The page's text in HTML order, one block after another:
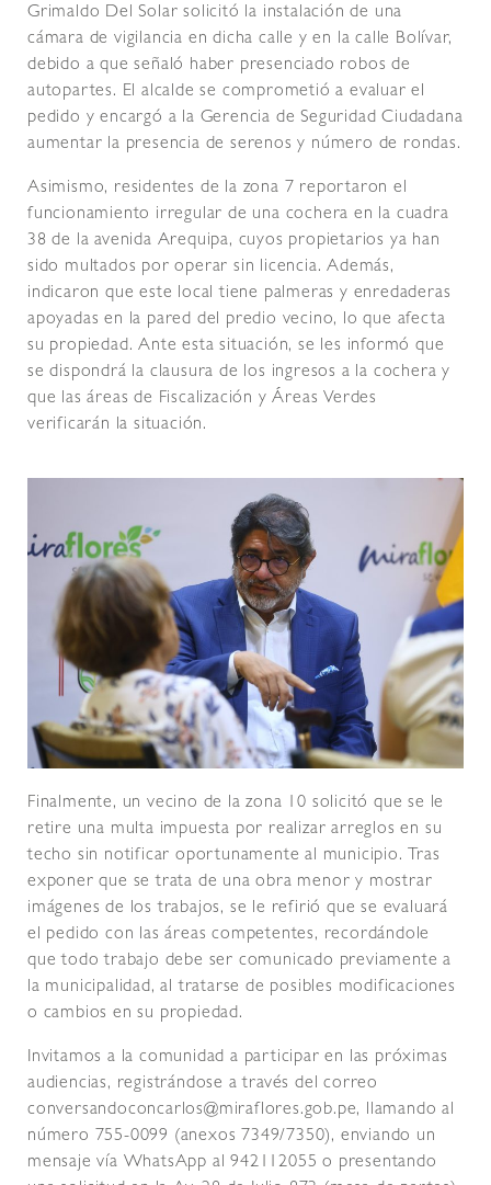
Grimaldo Del Solar solicitó la instalación de una
cámara de vigilancia en dicha calle y en la calle Bolívar,
debido a que señaló haber presenciado robos de
autopartes. El alcalde se comprometió a evaluar el
pedido y encargó a la Gerencia de Seguridad Ciudadana
aumentar la presencia de serenos y número de rondas.
Asimismo, residentes de la zona 7 reportaron el
funcionamiento irregular de una cochera en la cuadra
38 de la avenida Arequipa, cuyos propietarios ya han
sido multados por operar sin licencia. Además,
indicaron que este local tiene palmeras y enredaderas
apoyadas en la pared del predio vecino, lo que afecta
su propiedad. Ante esta situación, se les informó que
se dispondrá la clausura de los ingresos a la cochera y
que las áreas de Fiscalización y Áreas Verdes
verificarán la situación.
Finalmente, un vecino de la zona 10 solicitó que se le
retire una multa impuesta por realizar arreglos en su
techo sin notificar oportunamente al municipio. Tras
exponer que se trata de una obra menor y mostrar
imágenes de los trabajos, se le refirió que se evaluará
el pedido con las áreas competentes, recordándole
que todo trabajo debe ser comunicado previamente a
la municipalidad, al tratarse de posibles modificaciones
o cambios en su propiedad.
Invitamos a la comunidad a participar en las próximas
audiencias, registrándose a través del correo
conversandoconcarlos@miraflores.gob.pe, llamando al
número 755-0099 (anexos 7349/7350), enviando un
mensaje vía WhatsApp al 942112055 o presentando